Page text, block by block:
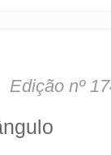
Edição nº